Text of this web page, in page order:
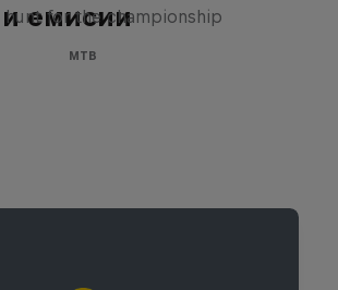
емисии
hunt for the championship
MTB